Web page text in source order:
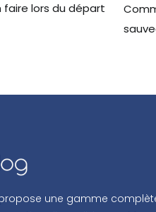
lors du départ
propose une gamme